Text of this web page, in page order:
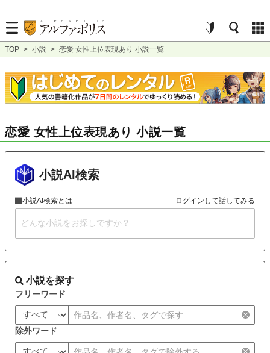
TOP > 小説 > 恋愛 女性上位表現あり 小説一覧
恋愛 女性上位表現あり 小説一覧
小説AI検索
小説AI検索とは ログインして話してみる
小説を探す
フリーワード
除外ワード